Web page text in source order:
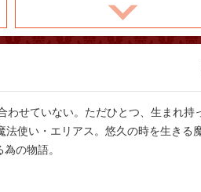
せていない。ただひとつ、生まれ持
使い・エリアス。悠久の時を生きる
の物語。